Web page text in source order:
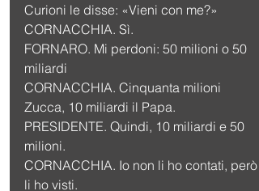
Curioni le disse: «Vieni con me?»
CORNACCHIA. Sì.
FORNARO. Mi perdoni: 50 milioni o 50
miliardi
CORNACCHIA. Cinquanta milioni
Zucca, 10 miliardi il Papa.
PRESIDENTE. Quindi, 10 miliardi e 50
milioni.
CORNACCHIA. Io non li ho contati, però
li ho visti.